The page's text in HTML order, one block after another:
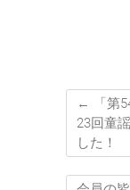
←
「第
23回童
した！